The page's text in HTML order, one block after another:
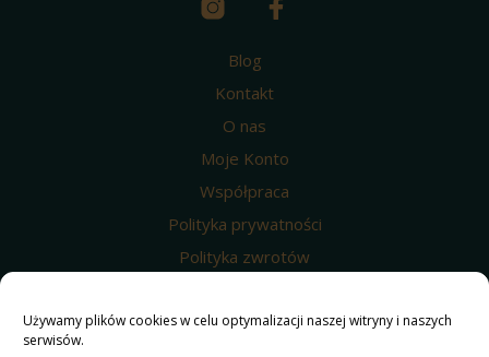
Używamy plików cookies w celu optymalizacji naszej witryny i naszych
serwisów.
Blog
Kontakt
O nas
Moje Konto
Współpraca
Polityka prywatności
Polityka zwrotów
Regulamin